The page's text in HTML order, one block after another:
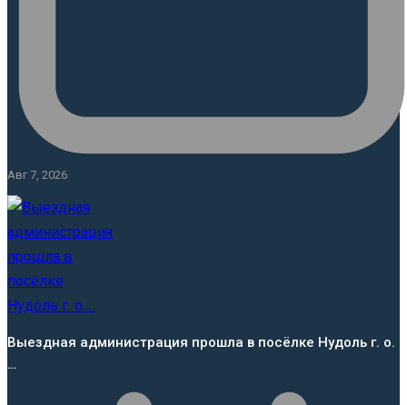
Авг 7, 2026
Выездная администрация прошла в посёлке Нудоль г. о.
…